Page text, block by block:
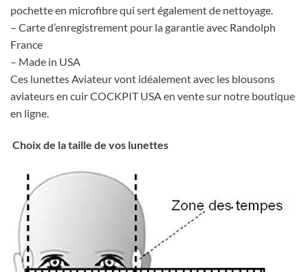
pochette en microfibre qui sert également de nettoyage.
– Carte d’enregistrement pour la garantie avec Randolph
France
– Made in USA
Ces lunettes Aviateur vont idéalement avec les blousons
aviateurs en cuir COCKPIT USA en vente sur notre boutique
en ligne.
Choix de la taille de vos lunettes